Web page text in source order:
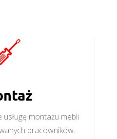
montażu mebli
pracowników.